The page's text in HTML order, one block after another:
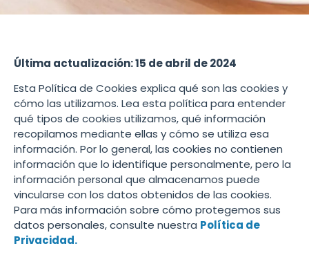
Última actualización: 15 de abril de 2024
Esta Política de Cookies explica qué son las cookies y
cómo las utilizamos. Lea esta política para entender
qué tipos de cookies utilizamos, qué información
recopilamos mediante ellas y cómo se utiliza esa
información. Por lo general, las cookies no contienen
información que lo identifique personalmente, pero la
información personal que almacenamos puede
vincularse con los datos obtenidos de las cookies.
Para más información sobre cómo protegemos sus
datos personales, consulte nuestra Política de
Privacidad.